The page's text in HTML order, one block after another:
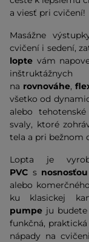
a viesť pri cvičení!
Masážne
cvičení i sedení,
lopte vám
na rovnováhe,
všetko od
alebo
svaly, ktoré
tela a pri bežnom
Lopta je
PVC s
alebo
ku klasickej
pumpe ju
funkčná,
nápady na